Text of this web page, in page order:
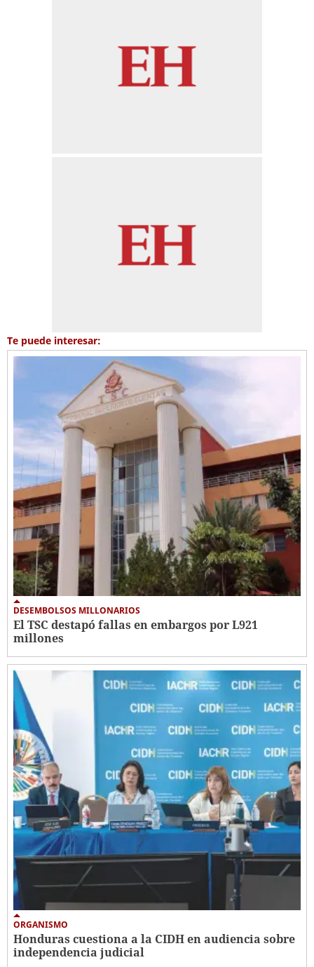
Te puede interesar:
DESEMBOLSOS MILLONARIOS
El TSC destapó fallas en embargos por L921
millones
ORGANISMO
Honduras cuestiona a la CIDH en audiencia sobre
independencia judicial